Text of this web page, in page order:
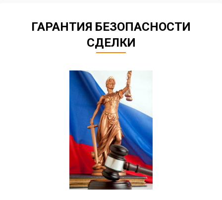
ГАРАНТИЯ БЕЗОПАСНОСТИ
СДЕЛКИ